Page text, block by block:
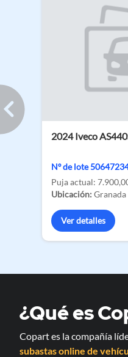
2024 Iveco
Nº de lote
Puja actual:
Ubicación: Granada
Ver detalles
¿Qué es
Copart es la compañía
subastas online de